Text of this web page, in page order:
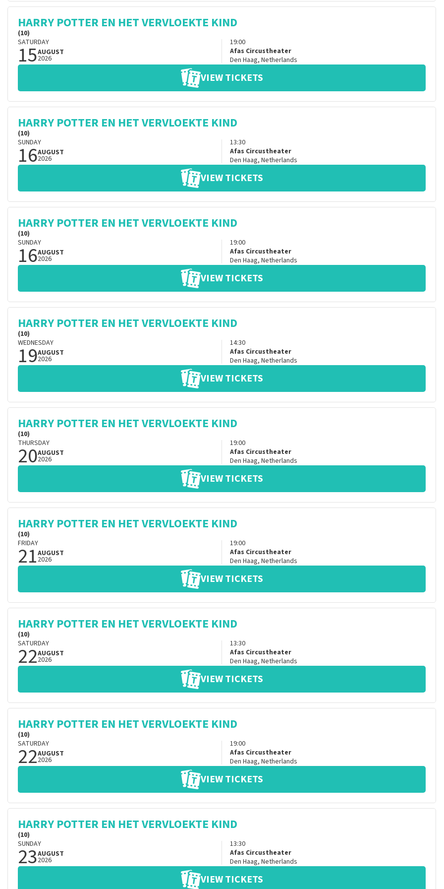
HARRY POTTER EN HET VERVLOEKTE KIND
(10)
SATURDAY
15AUGUST
2026
19:00
Afas Circustheater
Den Haag, Netherlands
VIEW TICKETS
HARRY POTTER EN HET VERVLOEKTE KIND
(10)
SUNDAY
16AUGUST
2026
13:30
Afas Circustheater
Den Haag, Netherlands
VIEW TICKETS
HARRY POTTER EN HET VERVLOEKTE KIND
(10)
SUNDAY
16AUGUST
2026
19:00
Afas Circustheater
Den Haag, Netherlands
VIEW TICKETS
HARRY POTTER EN HET VERVLOEKTE KIND
(10)
WEDNESDAY
19AUGUST
2026
14:30
Afas Circustheater
Den Haag, Netherlands
VIEW TICKETS
HARRY POTTER EN HET VERVLOEKTE KIND
(10)
THURSDAY
20AUGUST
2026
19:00
Afas Circustheater
Den Haag, Netherlands
VIEW TICKETS
HARRY POTTER EN HET VERVLOEKTE KIND
(10)
FRIDAY
21AUGUST
2026
19:00
Afas Circustheater
Den Haag, Netherlands
VIEW TICKETS
HARRY POTTER EN HET VERVLOEKTE KIND
(10)
SATURDAY
22AUGUST
2026
13:30
Afas Circustheater
Den Haag, Netherlands
VIEW TICKETS
HARRY POTTER EN HET VERVLOEKTE KIND
(10)
SATURDAY
22AUGUST
2026
19:00
Afas Circustheater
Den Haag, Netherlands
VIEW TICKETS
HARRY POTTER EN HET VERVLOEKTE KIND
(10)
SUNDAY
23AUGUST
2026
13:30
Afas Circustheater
Den Haag, Netherlands
VIEW TICKETS